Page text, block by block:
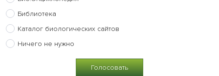
Библиотека
Каталог биологических сайтов
Ничего не нужно